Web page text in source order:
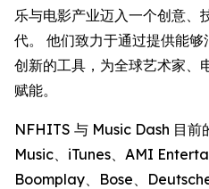
乐与电影产业迈入一个创意、
代。 他们致力于通过提供能
创新的工具，为全球艺术家、
赋能。
NFHITS 与 Music Dash 目前
Music、iTunes、AMI
Boomplay、Bose、